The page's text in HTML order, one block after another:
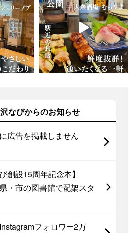
なびからのお知らせ
広告を掲載しません
創設15周年記念本】
・市の図書館で配架スタ
フォロワー2万